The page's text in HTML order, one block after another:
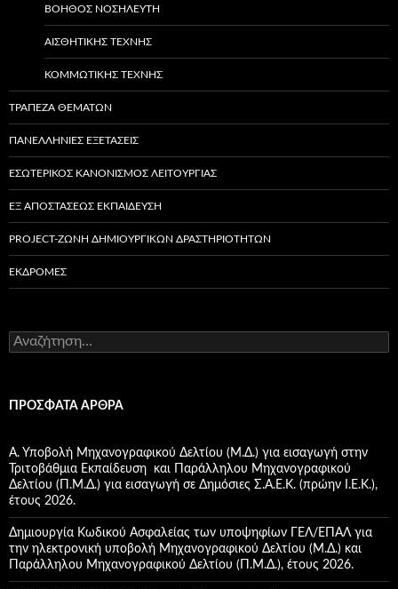
ΒΟΗΘΌΣ ΝΟΣΗΛΕΥΤΉ
ΑΙΣΘΗΤΙΚΉΣ ΤΈΧΝΗΣ
ΚΟΜΜΩΤΙΚΉΣ ΤΈΧΝΗΣ
ΤΡΑΠΕΖΑ ΘΕΜΑΤΩΝ
ΠΑΝΕΛΛΗΝΙΕΣ ΕΞΕΤΑΣΕΙΣ
ΕΣΩΤΕΡΙΚΌΣ ΚΑΝΟΝΙΣΜΌΣ ΛΕΙΤΟΥΡΓΊΑΣ
ΕΞ ΑΠΟΣΤΆΣΕΩΣ ΕΚΠΑΊΔΕΥΣΗ
PROJECT-ΖΏΝΗ ΔΗΜΙΟΥΡΓΙΚΏΝ ΔΡΑΣΤΗΡΙΟΤΉΤΩΝ
ΕΚΔΡΟΜΈΣ
Α
ν
ή
σ
η
γ
ι
α
:
ΠΡΌΣΦΑΤΑ ΆΡΘΡΑ
Α. Υποβολή Μηχανογραφικού Δελτίου (Μ.Δ.) για εισαγωγή στην
Τριτοβάθμια Εκπαίδευση και Παράλληλου Μηχανογραφικού
Δελτίου (Π.Μ.Δ.) για εισαγωγή σε Δημόσιες Σ.Α.Ε.Κ. (πρώην Ι.Ε.Κ.),
έτους 2026.
Δημιουργία Κωδικού Ασφαλείας των υποψηφίων ΓΕΛ/ΕΠΑΛ για
την ηλεκτρονική υποβολή Μηχανογραφικού Δελτίου (Μ.Δ.) και
Παράλληλου Μηχανογραφικού Δελτίου (Π.Μ.Δ.), έτους 2026.